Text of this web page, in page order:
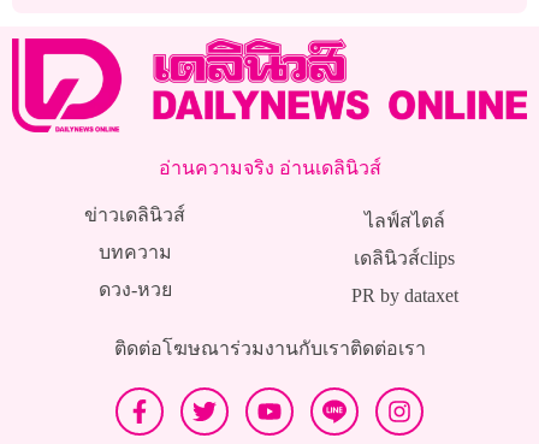
อ่านความจริง อ่านเดลินิวส์
ข่าวเดลินิวส์
บทความ
ดวง-หวย
ไลฟ์สไตล์
เดลินิวส์clips
PR by dataxet
ติดต่อโฆษณาร่วมงานกับเราติดต่อเรา